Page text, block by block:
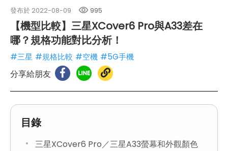
發布於 2022-08-09 995
【機型比較】三星XCover6 Pro與A33差在
哪？規格功能對比分析！
#三星 #規格比較 #空機 #5G手機
分享給朋友
目錄
三星XCover6 Pro／三星A33螢幕和外觀顏色